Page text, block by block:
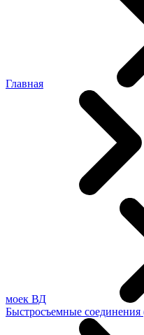
Главная
моек ВД
Быстросъемные